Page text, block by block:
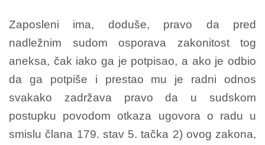
Zaposleni ima, doduše, pravo da pred
nadležnim sudom osporava zakonitost tog
aneksa, čak iako ga je potpisao, a ako je odbio
da ga potpiše i prestao mu je radni odnos
svakako zadržava pravo da u sudskom
postupku povodom otkaza ugovora o radu u
smislu člana 179. stav 5. tačka 2) ovog zakona,